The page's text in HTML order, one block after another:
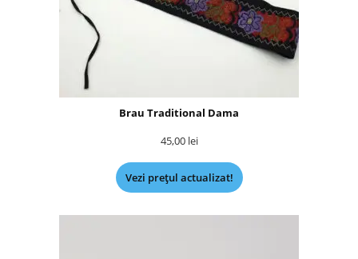
Brau Traditional Dama
45,00 lei
Vezi prețul actualizat!